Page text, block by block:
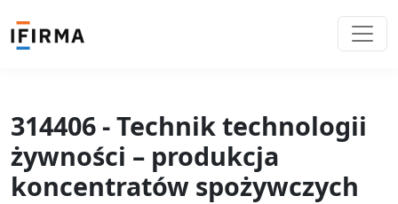
314406 - Technik technologii
żywności – produkcja
koncentratów spożywczych